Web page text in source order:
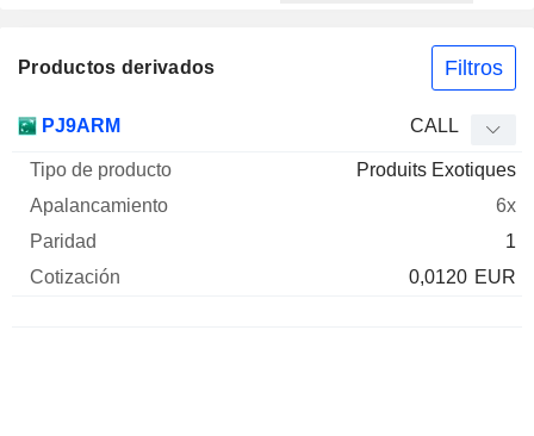
Productos derivados Filtros
PJ9ARM CALL
Produits Exotiques
6x
1
0,0120 EUR